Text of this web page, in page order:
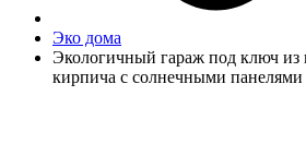
Эко дома
Экологичный гараж под ключ
кирпича с солнечными панелями